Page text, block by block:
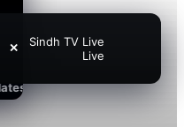
Sindh TV Live
Live
✕